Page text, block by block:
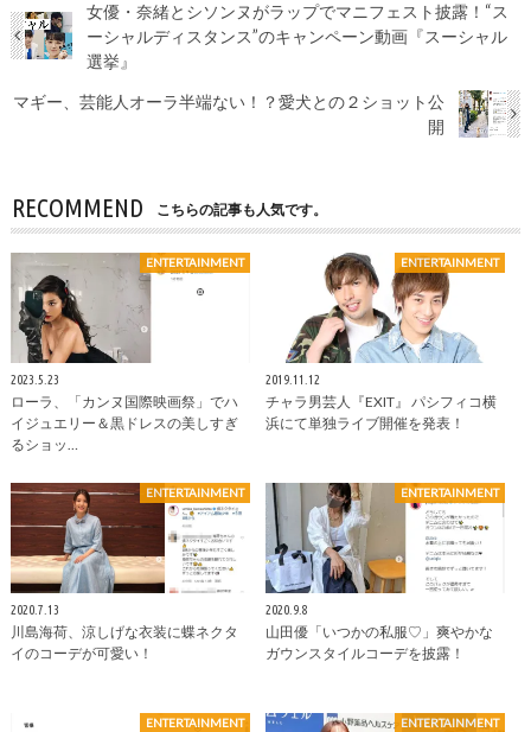
女優・奈緒とシソンヌがラップでマニフェスト披露！“ス
ーシャルディスタンス”のキャンペーン動画『スーシャル
選挙』
マギー、芸能人オーラ半端ない！？愛犬との２ショット公
開
RECOMMEND こちらの記事も人気です。
ENTERTAINMENT
2023.5.23
ローラ、「カンヌ国際映画祭」でハ
イジュエリー＆黒ドレスの美しすぎ
るショッ…
ENTERTAINMENT
2019.11.12
チャラ男芸人『EXIT』 パシフィコ横
浜にて単独ライブ開催を発表！
ENTERTAINMENT
2020.7.13
川島海荷、涼しげな衣装に蝶ネクタ
イのコーデが可愛い！
ENTERTAINMENT
2020.9.8
山田優「いつかの私服♡」爽やかな
ガウンスタイルコーデを披露！
ENTERTAINMENT ENTERTAINMENT